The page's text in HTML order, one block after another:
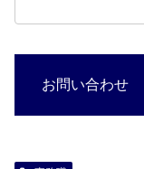
お問い合わせ